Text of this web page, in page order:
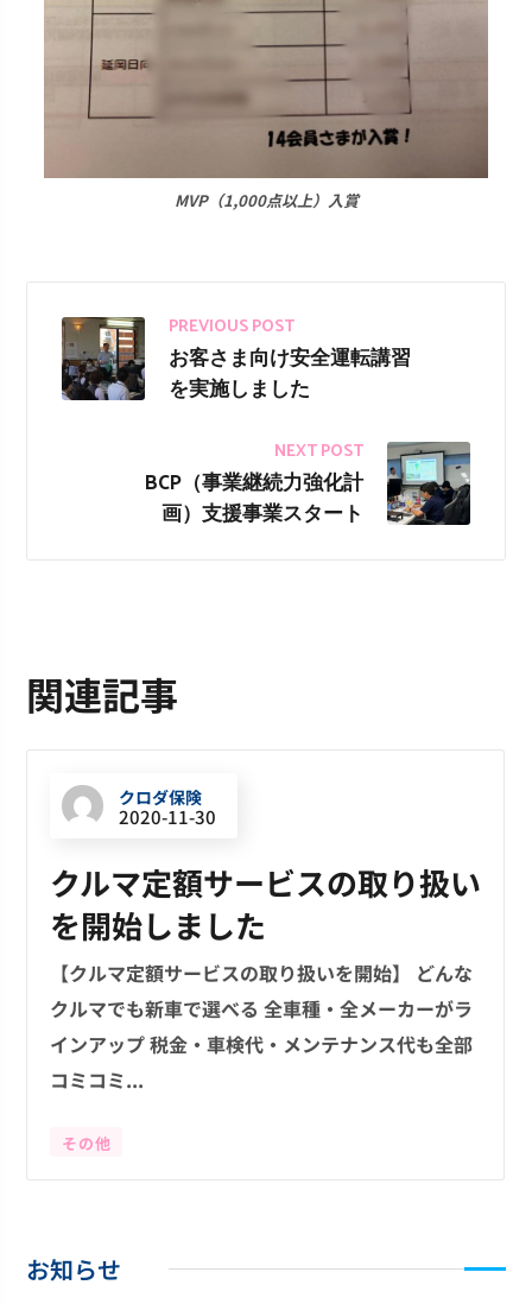
MVP（1,000点以上）入賞
PREVIOUS POST
お客さま向け安全運転講習
を実施しました
NEXT POST
BCP（事業継続力強化計
画）支援事業スタート
関連記事
クロダ保険
2020-11-30
クルマ定額サービスの取り扱い
を開始しました
【クルマ定額サービスの取り扱いを開始】 どんな
クルマでも新車で選べる 全車種・全メーカーがラ
インアップ 税金・車検代・メンテナンス代も全部
コミコミ...
その他
お知らせ